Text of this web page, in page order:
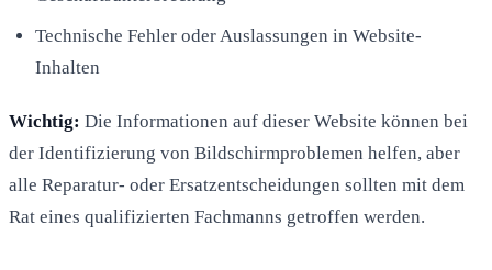
Technische Fehler oder Auslassungen in Website-
Inhalten
Wichtig: Die Informationen auf dieser Website können bei
der Identifizierung von Bildschirmproblemen helfen, aber
alle Reparatur- oder Ersatzentscheidungen sollten mit dem
Rat eines qualifizierten Fachmanns getroffen werden.